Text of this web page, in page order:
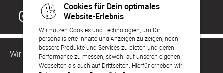
Cookies für Dein optimales
Website-Erlebnis
Wir nutzen Cookies und Technologien, um Dir
personalisierte Inhalte und Anzeigen zu zeigen, noch
bessere Produkte und Services zu bieten und deren
Performance zu messen, sowohl auf unseren eigenen
Webseiten als auch auf Drittseiten. Hierfür erheben wir
Wir sind für Dich da